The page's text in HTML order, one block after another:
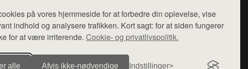
på vores hjemmeside for at forbedre din oplevelse, vise
indhold og analysere trafikken. Kort sagt: for at siden fungerer
for at være irriterende. Cookie- og privatlivspolitik.
alle Afvis ikke‑nødvendige Indstillinger
Der sælges ikke varer fra denne side - vi henviser til de shops,